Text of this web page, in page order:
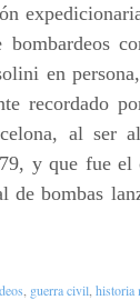
en
recordado
al ser
y que fue el
bombas
guerra civil historia